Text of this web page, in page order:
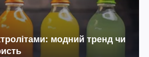
модний тренд чи